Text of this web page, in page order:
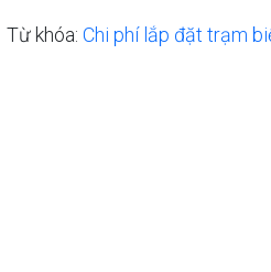
Từ khóa: Chi phí lắp đặt trạm